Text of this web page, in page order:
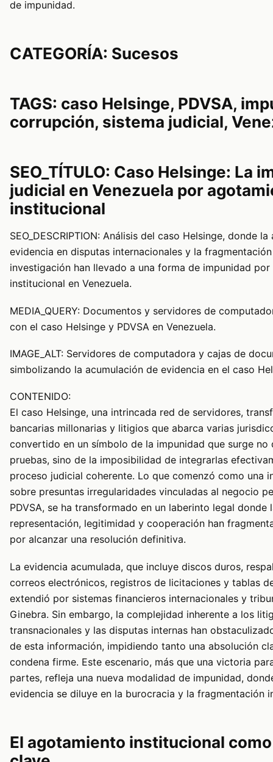
de impunidad.
CATEGORÍA: Sucesos
TAGS: caso Helsinge, PDVSA,
corrupción, sistema judicial,
SEO_TÍTULO: Caso Helsinge: La
judicial en Venezuela por
institucional
SEO_DESCRIPTION: Análisis del caso Helsinge, donde
evidencia en disputas internacionales y la
investigación han llevado a una forma de impunidad
institucional en Venezuela.
MEDIA_QUERY: Documentos y servidores de
con el caso Helsinge y PDVSA en Venezuela.
IMAGE_ALT: Servidores de computadora y cajas de
simbolizando la acumulación de evidencia en el caso
CONTENIDO:
El caso Helsinge, una intrincada red de servidores,
bancarias millonarias y litigios que abarca varias
convertido en un símbolo de la impunidad que surge no
pruebas, sino de la imposibilidad de integrarlas
proceso judicial coherente. Lo que comenzó como una
sobre presuntas irregularidades vinculadas al negocio
PDVSA, se ha transformado en un laberinto legal donde
representación, legitimidad y cooperación han
por alcanzar una resolución definitiva.
La evidencia acumulada, que incluye discos duros,
correos electrónicos, registros de licitaciones y tablas
extendió por sistemas financieros internacionales y
Ginebra. Sin embargo, la complejidad inherente a los
transnacionales y las disputas internas han
de esta información, impidiendo tanto una absolución
condena firme. Este escenario, más que una victoria
partes, refleja una nueva modalidad de impunidad,
evidencia se diluye en la burocracia y la fragmentación
El agotamiento institucional